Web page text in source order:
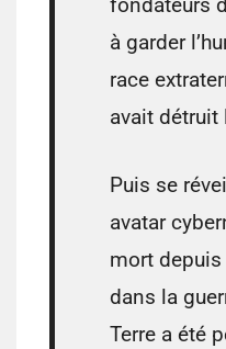
fondateurs
à garder
race
avait détruit
Puis se
avatar
mort
dans la
Terre a été